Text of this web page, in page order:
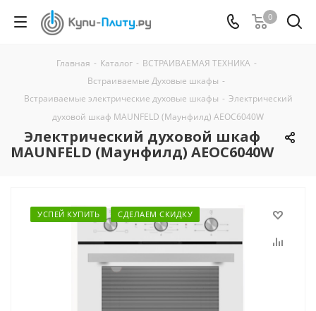
0
Главная - Каталог - ВСТРАИВАЕМАЯ ТЕХНИКА -
Встраиваемые Духовые шкафы -
Встраиваемые электрические духовые шкафы - Электрический
духовой шкаф MAUNFELD (Маунфилд) AEOC6040W
Электрический духовой шкаф
MAUNFELD (Маунфилд) AEOC6040W
УСПЕЙ КУПИТЬ СДЕЛАЕМ СКИДКУ